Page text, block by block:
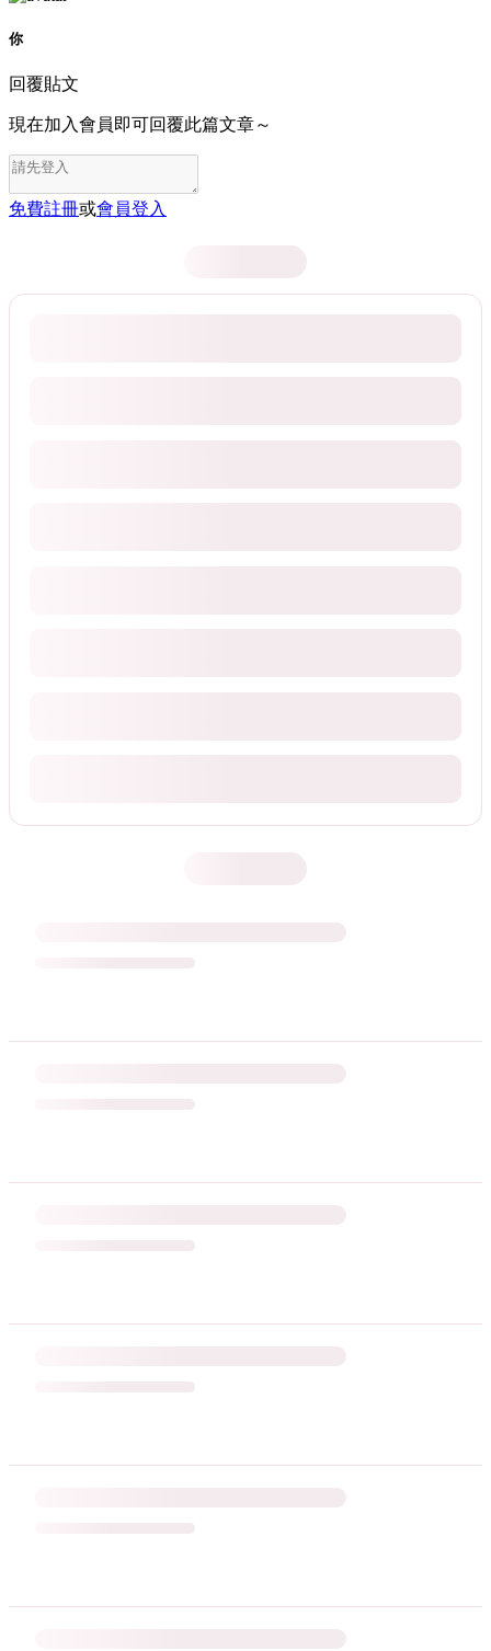
你
回覆貼文
現在加入會員即可回覆此篇文章～
免費註冊或會員登入